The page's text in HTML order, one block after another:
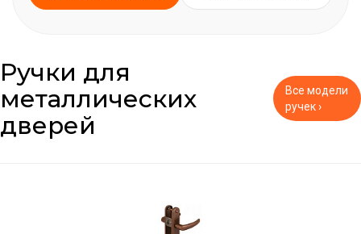
Ручки для
металлических
дверей
Все модели
ручек ›